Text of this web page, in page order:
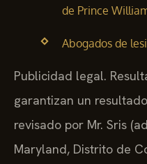
de Prince
Abogados de
Publicidad legal.
garantizan un
revisado por Mr. Sris
Maryland, Distrito de